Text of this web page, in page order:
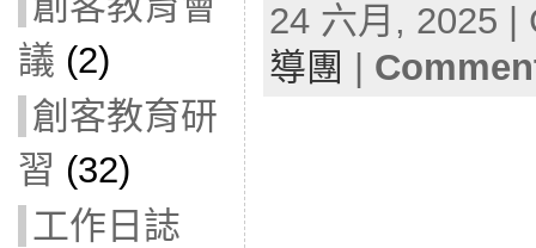
議 (2)
創客教育研
習 (32)
工作日誌
24 六月, 2025
導團 |